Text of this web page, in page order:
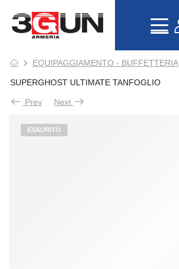
EQUIPAGGIAMENTO - BUFFETTERIA
SUPERGHOST ULTIMATE TANFOGLIO
Prev Next
ESAURITO